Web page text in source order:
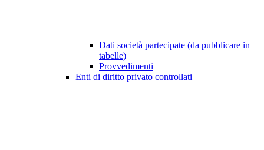
Dati società partecipate (da pubblicare in
tabelle)
Provvedimenti
Enti di diritto privato controllati